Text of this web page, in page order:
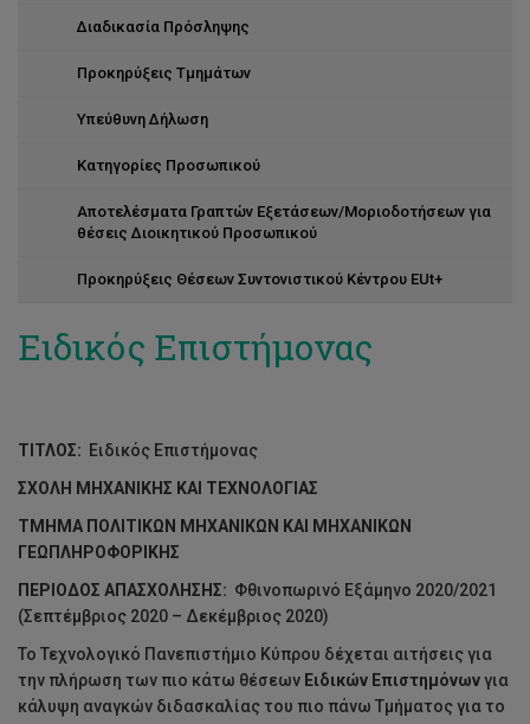
Διαδικασία Πρόσληψης
Προκηρύξεις Τμημάτων
Υπεύθυνη Δήλωση
Κατηγορίες Προσωπικού
Αποτελέσματα Γραπτών Εξετάσεων/Μοριοδοτήσεων για
θέσεις Διοικητικού Προσωπικού
Προκηρύξεις Θέσεων Συντονιστικού Κέντρου EUt+
Ειδικός Επιστήμονας
ΤΙΤΛΟΣ: Ειδικός Επιστήμονας
ΣΧΟΛΗ ΜΗΧΑΝΙΚΗΣ ΚΑΙ ΤΕΧΝΟΛΟΓΙΑΣ
ΤΜΗΜΑ ΠΟΛΙΤΙΚΩΝ ΜΗΧΑΝΙΚΩΝ ΚΑΙ ΜΗΧΑΝΙΚΩΝ
ΓΕΩΠΛΗΡΟΦΟΡΙΚΗΣ
ΠΕΡΙΟΔΟΣ ΑΠΑΣΧΟΛΗΣΗΣ: Φθινοπωρινό Εξάμηνο 2020/2021
(Σεπτέμβριος 2020 – Δεκέμβριος 2020)
Το Τεχνολογικό Πανεπιστήμιο Κύπρου δέχεται αιτήσεις για
την πλήρωση των πιο κάτω θέσεων Ειδικών Επιστημόνωνγια
κάλυψη αναγκών διδασκαλίας του πιο πάνω Τμήματος για τo